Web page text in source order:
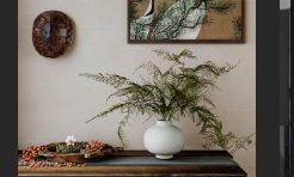
Add to
wishlist